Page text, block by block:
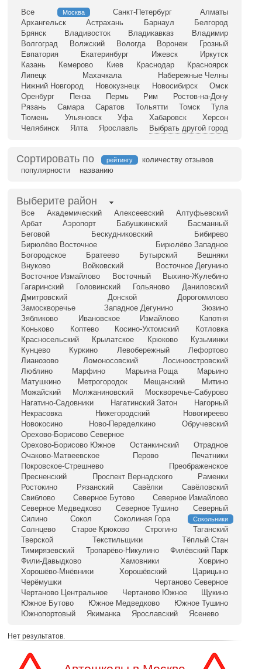
Все Москва Санкт-Петербург
Алматы
Архангельск
Астрахань Барнаул
Белгород
Брянск
Владивосток Владикавказ
Владимир
Волгоград
Волжский Вологда Воронеж
Грозный
Евпатория
Екатеринбург Ижевск
Иркутск
Казань
Кемерово Киев Краснодар
Красноярск
Липецк
Махачкала
Набережные Челны
Нижний Новгород
Новокузнецк Новосибирск
Омск
Оренбург
Пенза Пермь Рим
Ростов-на-Дону
Рязань
Самара Саратов Тольятти Томск
Тула
Тюмень
Ульяновск Уфа Хабаровск
Херсон
Челябинск
Ялта Ярославль Выбрать другой город
Сортировать по рейтингу
количеству отзывов
популярности
названию
Выберите район
Все Академический Алексеевский
Алтуфьевский
Арбат
Аэропорт Бабушкинский
Басманный
Беговой
Бескудниковский
Бибирево
Бирюлёво Восточное
Бирюлёво Западное
Богородское
Братеево Бутырский
Вешняки
Внуково
Войковский
Восточное Дегунино
Восточное Измайлово
Восточный
Выхино-Жулебино
Гагаринский
Головинский Гольяново
Даниловский
Дмитровский
Донской
Дорогомилово
Замоскворечье
Западное Дегунино
Зюзино
Зябликово
Ивановское Измайлово
Капотня
Коньково
Коптево Косино-Ухтомский
Котловка
Красносельский
Крылатское Крюково
Кузьминки
Кунцево
Куркино Левобережный
Лефортово
Лианозово
Ломоносовский
Лосиноостровский
Люблино
Марфино Марьина Роща
Марьино
Матушкино
Метрогородок Мещанский
Митино
Можайский
Молжаниновский
Москворечье-Сабурово
Нагатино-Садовники
Нагатинский Затон
Нагорный
Некрасовка
Нижегородский
Новогиреево
Новокосино
Ново-Переделкино
Обручевский
Орехово-Борисово Северное
Орехово-Борисово Южное
Останкинский
Отрадное
Очаково-Матвеевское
Перово
Печатники
Покровское-Стрешнево
Преображенское
Пресненский
Проспект Вернадского
Раменки
Ростокино
Рязанский Савёлки
Савёловский
Свиблово
Северное Бутово
Северное Измайлово
Северное Медведково
Северное Тушино
Северный
Силино
Сокол Соколиная Гора Сокольники
Солнцево Старое Крюково Строгино
Таганский
Тверской
Текстильщики
Тёплый Стан
Тимирязевский
Тропарёво-Никулино
Филёвский Парк
Фили-Давыдково
Хамовники
Ховрино
Хорошёво-Мнёвники
Хорошёвский
Царицыно
Черёмушки
Чертаново Северное
Чертаново Центральное
Чертаново Южное
Щукино
Южное Бутово
Южное Медведково
Южное Тушино
Южнопортовый
Якиманка Ярославский Ясенево
Нет результатов.